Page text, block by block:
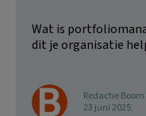
Wat is
dit je organisatie
Redactie
23 juni 2025